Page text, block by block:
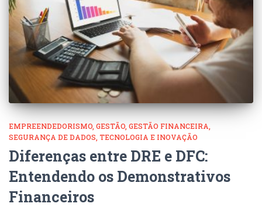
EMPREENDEDORISMO GESTÃO GESTÃO FINANCEIRA
SEGURANÇA DE DADOS TECNOLOGIA E INOVAÇÃO
Diferenças entre DRE e DFC:
Entendendo os Demonstrativos
Financeiros